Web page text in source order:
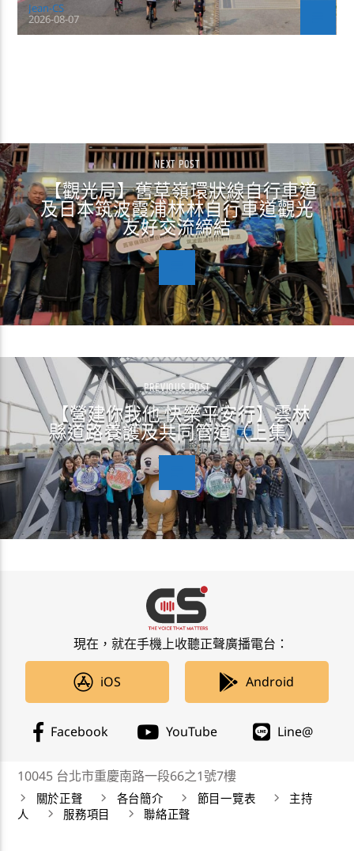
Jean-CS
2026-08-07
NEXT POST
【觀光局】舊草嶺環狀線自行車道
及日本筑波霞浦林林自行車道觀光
友好交流締結
PREVIOUS POST
【營建你我他 快樂平安行】雲林
縣道路養護及共同管道（上集）
現在，就在手機上收聽正聲廣播電台：
iOS Android
Facebook YouTube Line@
10045 台北市重慶南路一段66之1號7樓
關於正聲
各台簡介 節目一覽表
主持
人
服務項目 聯絡正聲